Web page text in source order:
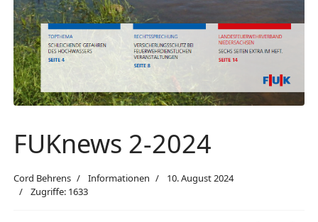
FUKnews 2-2024
Cord Behrens Informationen
10. August 2024
Zugriffe: 1633